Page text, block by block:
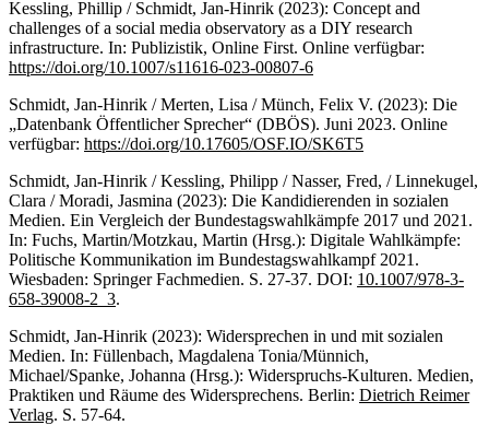
Kessling, Phillip / Schmidt, Jan-Hinrik (2023): Concept and
challenges of a social media observatory as a DIY research
infrastructure. In: Publizistik, Online First. Online verfügbar:
https://doi.org/10.1007/s11616-023-00807-6
Schmidt, Jan-Hinrik / Merten, Lisa / Münch, Felix V. (2023): Die
„Datenbank Öffentlicher Sprecher“ (DBÖS). Juni 2023. Online
verfügbar: https://doi.org/10.17605/OSF.IO/SK6T5
Schmidt, Jan-Hinrik / Kessling, Philipp / Nasser, Fred, / Linnekugel,
Clara / Moradi, Jasmina (2023): Die Kandidierenden in sozialen
Medien. Ein Vergleich der Bundestagswahlkämpfe 2017 und 2021.
In: Fuchs, Martin/Motzkau, Martin (Hrsg.): Digitale Wahlkämpfe:
Politische Kommunikation im Bundestagswahlkampf 2021.
Wiesbaden: Springer Fachmedien. S. 27-37. DOI: 10.1007/978-3-
658-39008-2_3.
Schmidt, Jan-Hinrik (2023): Widersprechen in und mit sozialen
Medien. In: Füllenbach, Magdalena Tonia/Münnich,
Michael/Spanke, Johanna (Hrsg.): Widerspruchs-Kulturen. Medien,
Praktiken und Räume des Widersprechens. Berlin: Dietrich Reimer
Verlag. S. 57-64.